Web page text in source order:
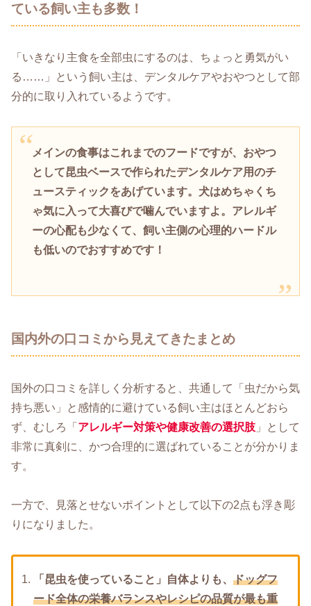
ている飼い主も多数！
「いきなり主食を全部虫にするのは、ちょっと勇気がい
る……」という飼い主は、デンタルケアやおやつとして部
分的に取り入れているようです。
メインの食事はこれまでのフードですが、おやつ
として昆虫ベースで作られたデンタルケア用のチ
ュースティックをあげています。犬はめちゃくち
ゃ気に入って大喜びで噛んでいますよ。アレルギ
ーの心配も少なくて、飼い主側の心理的ハードル
も低いのでおすすめです！
国内外の口コミから見えてきたまとめ
国外の口コミを詳しく分析すると、共通して「虫だから気
持ち悪い」と感情的に避けている飼い主はほとんどおら
ず、むしろ「 アレルギー対策や健康改善の選択肢 」として
非常に真剣に、かつ合理的に選ばれていることが分かりま
す。
一方で、見落とせないポイントとして以下の2点も浮き彫
りになりました。
「昆虫を使っていること」自体よりも、ドッグフ
ード全体の栄養バランスやレシピの品質が最も重